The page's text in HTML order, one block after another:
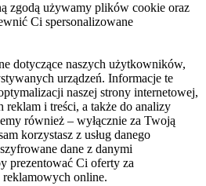
zgodą używamy plików cookie oraz
Ci spersonalizowane
dotyczące naszych użytkowników,
urządzeń. Informacje te
naszej strony internetowej,
i treści, a także do analizy
również – wyłącznie za Twoją
korzystasz z usług danego
dane z danymi
prezentować Ci oferty za
reklamowych online.